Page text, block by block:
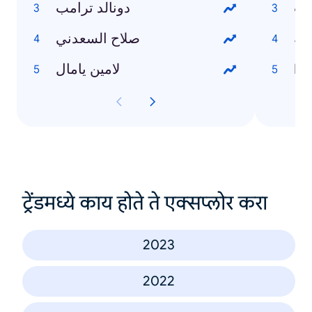
دونالد ترامب
صلاح السعدني
لامين يامال
ट्रेंडमध्ये काय होते ते एक्सप्लोर करा
2023
2022